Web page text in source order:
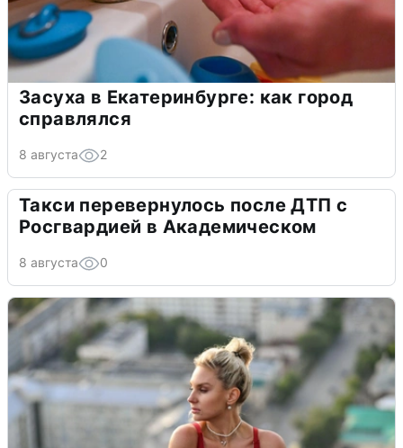
Засуха в Екатеринбурге: как город
справлялся
8 августа 2
Такси перевернулось после ДТП с
Росгвардией в Академическом
8 августа 0